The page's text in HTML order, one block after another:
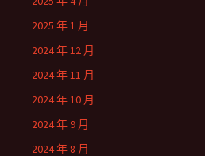
2025 年 1 月
2024 年 12 月
2024 年 11 月
2024 年 10 月
2024 年 9 月
2024 年 8 月